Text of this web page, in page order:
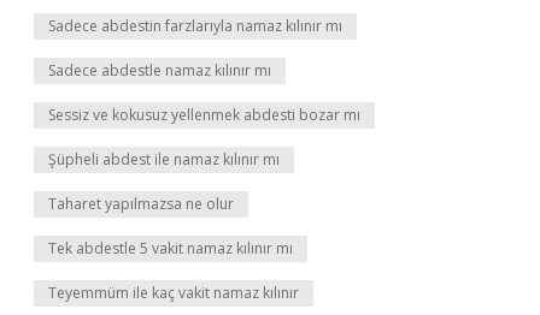
Sadece abdestin farzlarıyla namaz kılınır mı
Sadece abdestle namaz kılınır mı
Sessiz ve kokusuz yellenmek abdesti bozar mı
Şüpheli abdest ile namaz kılınır mı
Taharet yapılmazsa ne olur
Tek abdestle 5 vakit namaz kılınır mı
Teyemmüm ile kaç vakit namaz kılınır